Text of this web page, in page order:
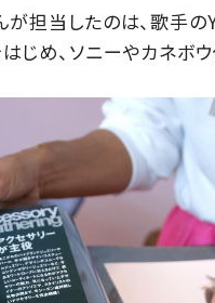
が担当したのは、歌手
じめ、ソニーやカネボ